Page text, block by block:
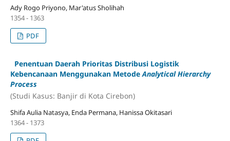
Ady Rogo Priyono, Mar'atus Sholihah
1354 - 1363
PDF
Penentuan Daerah Prioritas Distribusi Logistik
Kebencanaan Menggunakan MetodeAnalytical Hierarchy
Process
(Studi Kasus: Banjir di Kota Cirebon)
Shifa Aulia Natasya, Enda Permana, Hanissa Okitasari
1364 - 1373